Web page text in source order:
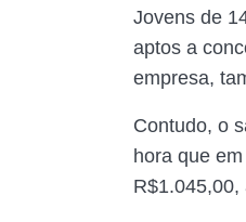
Jovens de
aptos a
empresa,
Contudo, o
hora que